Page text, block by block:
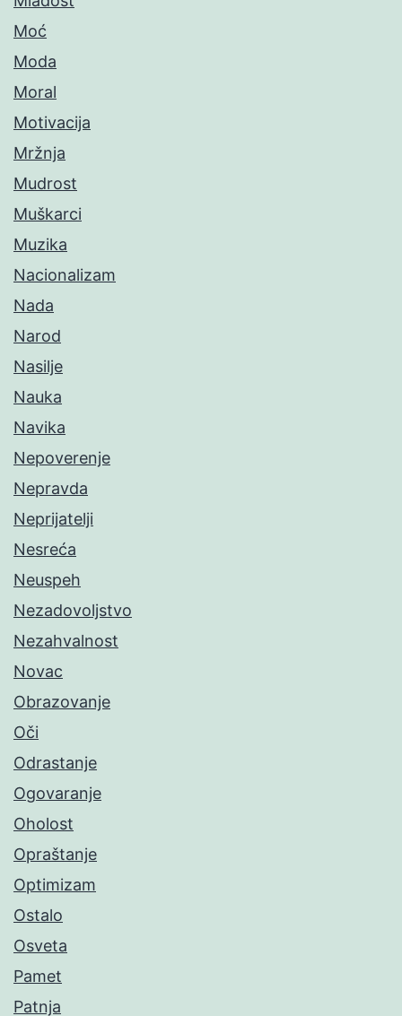
Moć
Moda
Moral
Motivacija
Mržnja
Mudrost
Muškarci
Muzika
Nacionalizam
Nada
Narod
Nasilje
Nauka
Navika
Nepoverenje
Nepravda
Neprijatelji
Nesreća
Neuspeh
Nezadovoljstvo
Nezahvalnost
Novac
Obrazovanje
Oči
Odrastanje
Ogovaranje
Oholost
Opraštanje
Optimizam
Ostalo
Osveta
Pamet
Patnja